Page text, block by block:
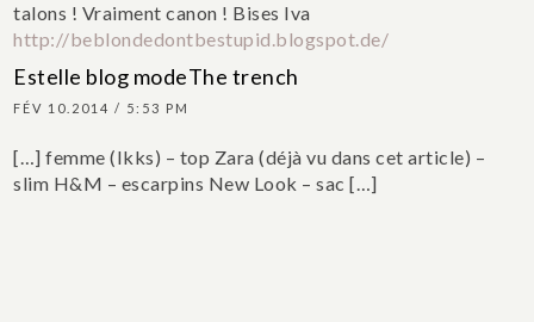
talons ! Vraiment canon ! Bises Iva
http://beblondedontbestupid.blogspot.de/
Estelle blog modeThe trench
FÉV 10.2014 / 5:53 PM
[…] femme (Ikks) – top Zara (déjà vu dans cet article) –
slim H&M – escarpins New Look – sac […]